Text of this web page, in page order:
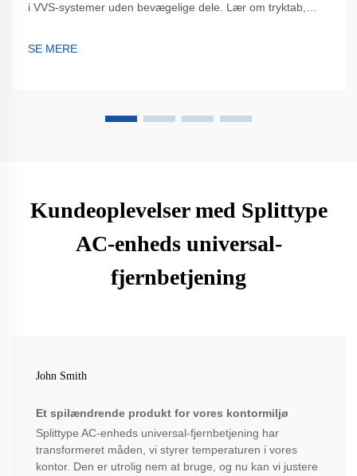
i VVS-systemer uden bevægelige dele. Lær om tryktab,
SE MERE
Kundeoplevelser med Splittype
AC-enheds universal-
fjernbetjening
John Smith
Et spilændrende produkt for vores kontormiljø
Splittype AC-enheds universal-fjernbetjening har
transformeret måden, vi styrer temperaturen i vores
kontor. Den er utrolig nem at bruge, og nu kan vi justere